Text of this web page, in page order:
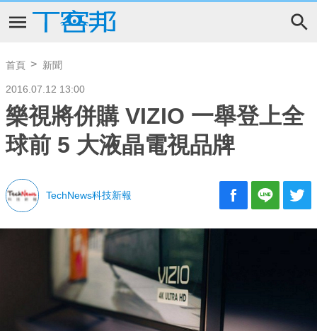
首頁 新聞
2016.07.12 13:00
樂視將併購 VIZIO 一舉登上全
球前 5 大液晶電視品牌
TechNews科技新報